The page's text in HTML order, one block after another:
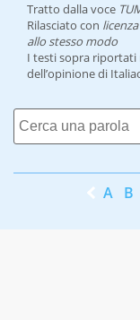
Tratto dalla voce
Rilasciato con
allo stesso modo
I testi sopra riportati
dell’opinione di
A B